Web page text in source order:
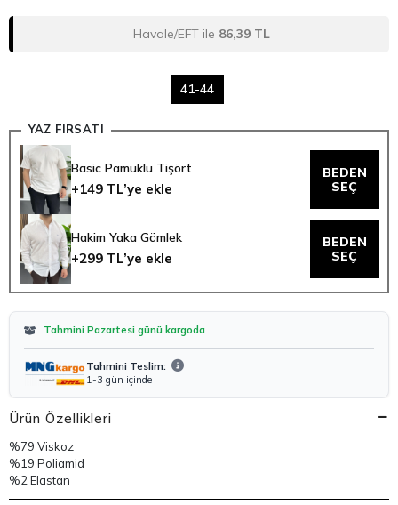
Havale/EFT ile 86,39 TL
41-44
YAZ FIRSATI
Basic Pamuklu Tişört
+149 TL’ye ekle
BEDEN
SEÇ
Hakim Yaka Gömlek
+299 TL’ye ekle
BEDEN
SEÇ
Tahmini Pazartesi günü kargoda
Tahmini Teslim:
1-3 gün içinde
Ürün Özellikleri
%79 Viskoz
%19 Poliamid
%2 Elastan